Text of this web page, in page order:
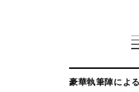
豪華執筆陣によ